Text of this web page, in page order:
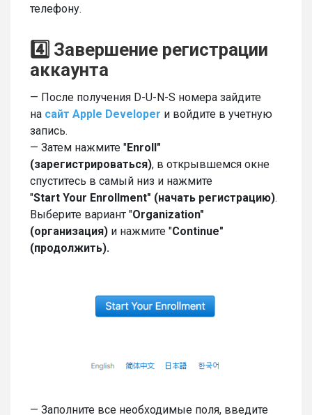
телефону.
4️⃣ Завершение регистрации
аккаунта
— После получения D-U-N-S номера зайдите
на сайт Apple Developer и войдите в учетную
запись.
— Затем нажмите "Enroll"
(зарегистрироваться), в открывшемся окне
спуститесь в самый низ и нажмите
"Start Your Enrollment" (начать регистрацию).
Выберите вариант "Organization"
(организация) и нажмите "Continue"
(продолжить).
— Заполните все необходимые поля, введите